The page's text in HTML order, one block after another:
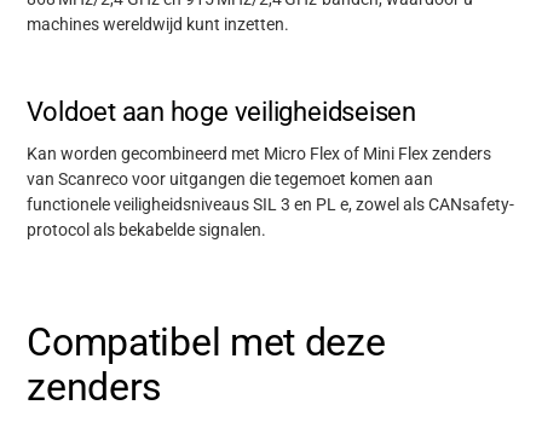
Over
machines wereldwijd kunt inzetten.
Voldoet aan hoge veiligheidseisen
Kan worden gecombineerd met Micro Flex of Mini Flex zenders
van Scanreco voor uitgangen die tegemoet komen aan
functionele veiligheidsniveaus SIL 3 en PL e, zowel als CANsafety-
protocol als bekabelde signalen.
Compatibel met deze
zenders